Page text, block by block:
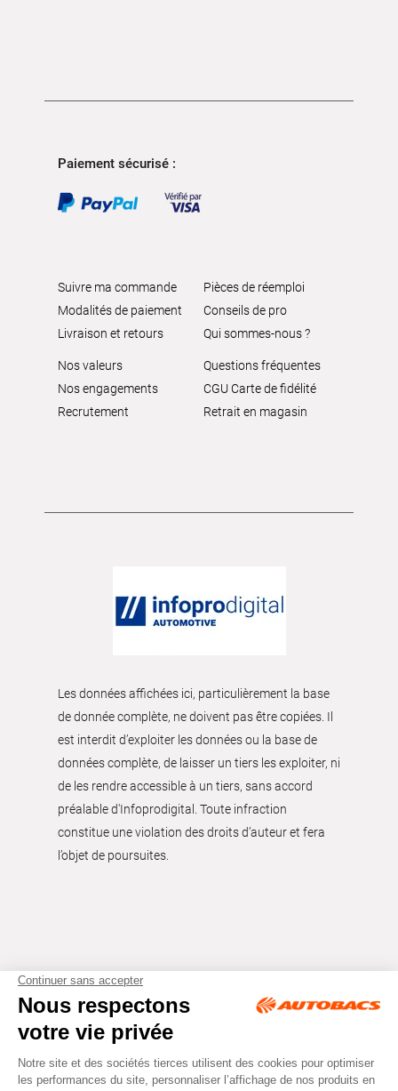
Paiement sécurisé :
Suivre ma commande
Modalités de paiement
Livraison et retours
Pièces de réemploi
Conseils de pro
Qui sommes-nous ?
Nos valeurs
Nos engagements
Recrutement
Questions fréquentes
CGU Carte de fidélité
Retrait en magasin
Les données affichées ici, particulièrement la base
de donnée complète, ne doivent pas être copiées. Il
est interdit d’exploiter les données ou la base de
données complète, de laisser un tiers les exploiter, ni
de les rendre accessible à un tiers, sans accord
préalable d'Infoprodigital. Toute infraction
constitue une violation des droits d’auteur et fera
l’objet de poursuites.
Tous droits réservés © Autobacs
Mentions légales RGPD